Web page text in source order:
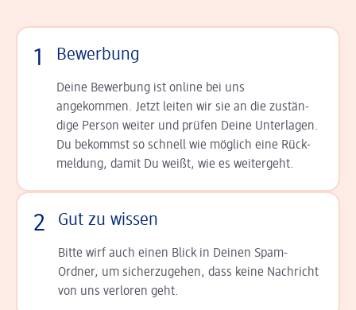
1 Bewerbung
Deine Bewerbung ist online bei uns
angekommen. Jetzt leiten wir sie an die zu­stän­
dige Person weiter und prüfen Deine Unterlagen.
Du bekommst so schnell wie möglich eine Rück­
meldung, damit Du weißt, wie es weitergeht.
2 Gut zu wissen
Bitte wirf auch einen Blick in Deinen Spam-
Ordner, um sicherzugehen, dass keine Nachricht
von uns verloren geht.